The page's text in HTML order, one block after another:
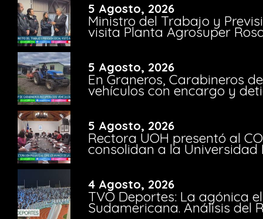
5 Agosto, 2026
Ministro del Trabajo y
visita Planta Agrosuper
5 Agosto, 2026
En Graneros, Carabineros
vehículos con encargo y
5 Agosto, 2026
Rectora UOH presentó al
consolidan a la Universidad
4 Agosto, 2026
TVO Deportes: La agónica
Sudamericana. Análisis del